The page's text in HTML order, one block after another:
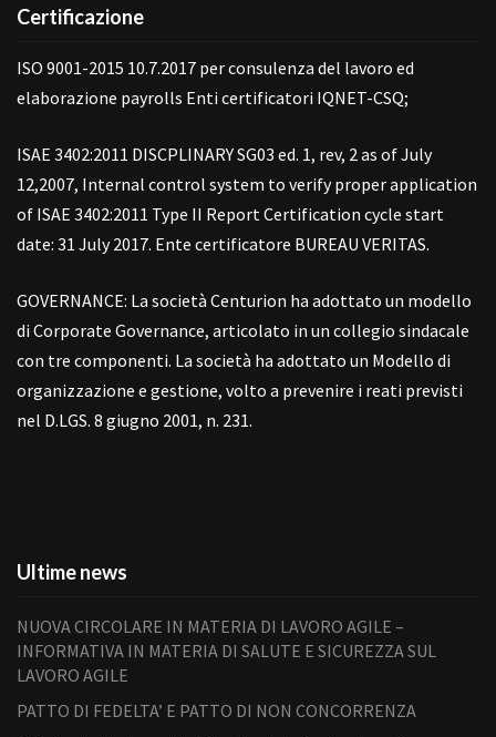
Certificazione
ISO 9001-2015 10.7.2017 per consulenza del lavoro ed
elaborazione payrolls Enti certificatori IQNET-CSQ;
ISAE 3402:2011 DISCPLINARY SG03 ed. 1, rev, 2 as of July
12,2007, Internal control system to verify proper application
of ISAE 3402:2011 Type II Report Certification cycle start
date: 31 July 2017. Ente certificatore BUREAU VERITAS.
GOVERNANCE: La società Centurion ha adottato un modello
di Corporate Governance, articolato in un collegio sindacale
con tre componenti. La società ha adottato un Modello di
organizzazione e gestione, volto a prevenire i reati previsti
nel D.LGS. 8 giugno 2001, n. 231.
Ultime news
NUOVA CIRCOLARE IN MATERIA DI LAVORO AGILE –
INFORMATIVA IN MATERIA DI SALUTE E SICUREZZA SUL
LAVORO AGILE
PATTO DI FEDELTA’ E PATTO DI NON CONCORRENZA